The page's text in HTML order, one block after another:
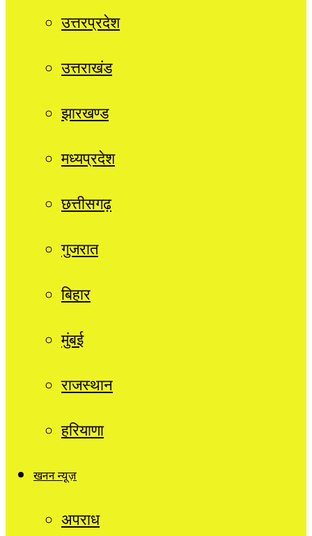
उत्तरप्रदेश
उत्तराखंड
झारखण्ड
मध्यप्रदेश
छत्तीसगढ़
गुजरात
बिहार
मुंबई
राजस्थान
हरियाणा
खनन न्यूज़
अपराध